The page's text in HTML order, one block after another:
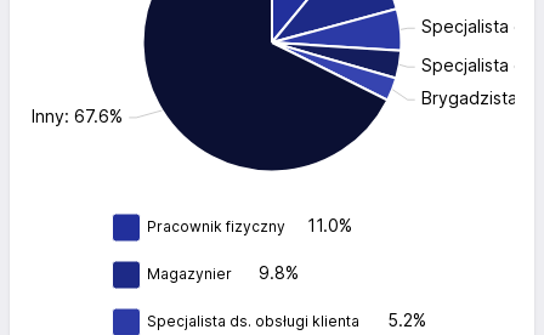
Specjalista ds.
Specjalista
Brygadzista:
Inny: 67.6%
Pracownik fizyczny 11.0%
Magazynier 9.8%
Specjalista ds. obsługi klienta 5.2%